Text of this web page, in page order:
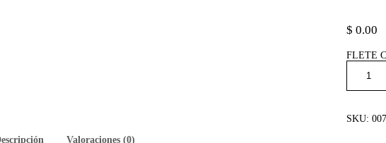
$ 0.00
FLETE
SKU:
Valoraciones (0)